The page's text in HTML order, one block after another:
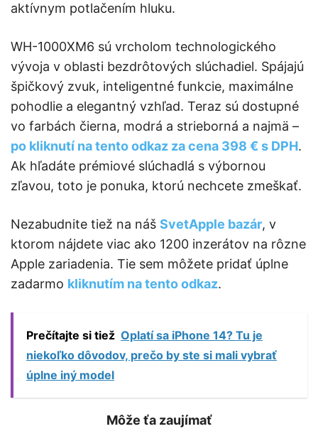
aktívnym potlačením hluku.
WH-1000XM6 sú vrcholom technologického
vývoja v oblasti bezdrôtových slúchadiel. Spájajú
špičkový zvuk, inteligentné funkcie, maximálne
pohodlie a elegantný vzhľad. Teraz sú dostupné
vo farbách čierna, modrá a strieborná a najmä –
po kliknutí na tento odkaz za cena 398 € s DPH.
Ak hľadáte prémiové slúchadlá s výbornou
zľavou, toto je ponuka, ktorú nechcete zmeškať.
Nezabudnite tiež na náš SvetApple bazár, v
ktorom nájdete viac ako 1200 inzerátov na rôzne
Apple zariadenia. Tie sem môžete pridať úplne
zadarmo kliknutím na tento odkaz.
Prečítajte si tiež Oplatí sa iPhone 14? Tu je
niekoľko dôvodov, prečo by ste si mali vybrať
úplne iný model
Môže ťa zaujímať